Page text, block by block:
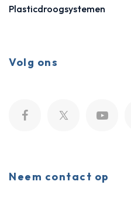
Plasticdroogsystemen
Volg ons
Neem contact op